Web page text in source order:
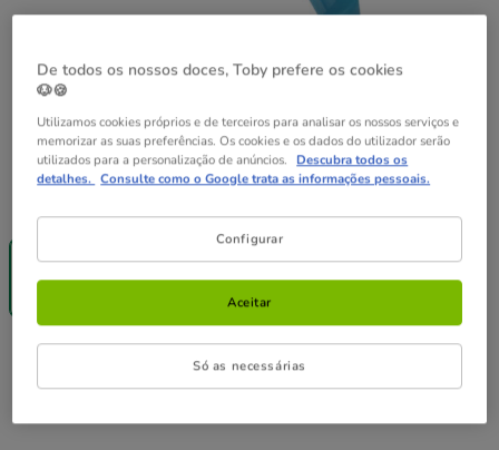
4uds
un.
De todos os nossos doces, Toby prefere os cookies
🐶🍪
Utilizamos cookies próprios e de terceiros para analisar os nossos serviços e
memorizar as suas preferências. Os cookies e os dados do utilizador serão
utilizados para a personalização de anúncios. Descubra todos os
detalhes. Consulte como o Google trata as informações pessoais.
Configurar
Só as necessárias
Aceitar